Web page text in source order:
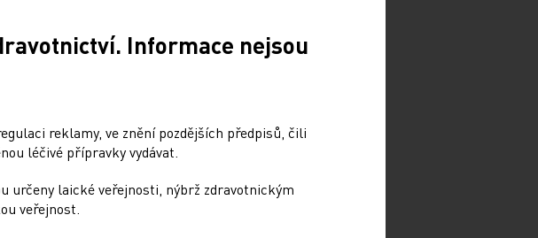
výši
jej
Informace nejsou
reklamy, ve znění pozdějších předpisů, čili
léčivé přípravky vydávat.
určeny laické veřejnosti, nýbrž zdravotnickým
veřejnost.